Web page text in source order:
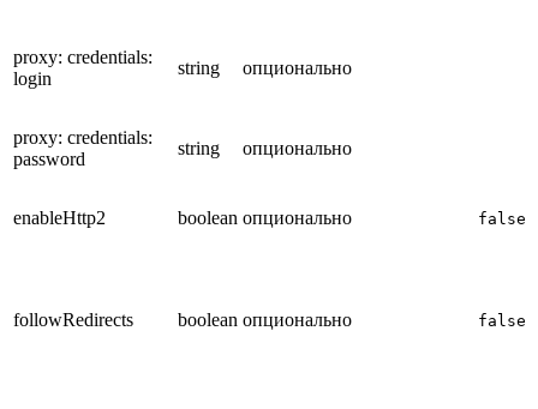
proxy: credentials:
login
string опционально
proxy: credentials:
password
string опционально
enableHttp2 boolean опционально false
followRedirects boolean опционально false